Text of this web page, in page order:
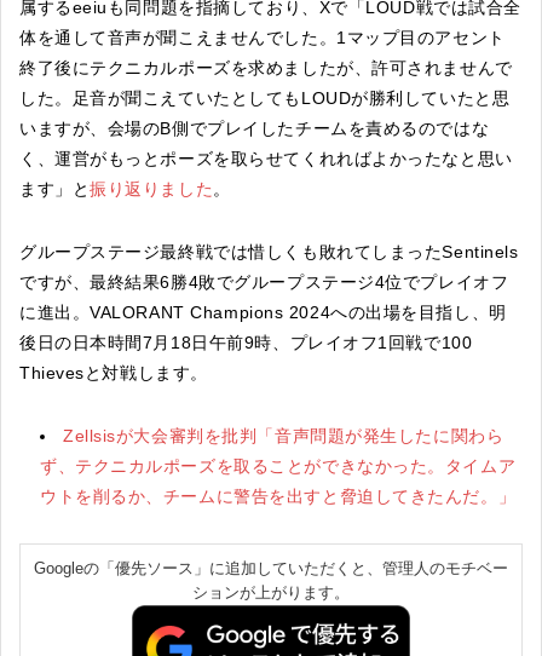
属するeeiuも同問題を指摘しており、Xで「LOUD戦では試合全
体を通して音声が聞こえませんでした。1マップ目のアセント
終了後にテクニカルポーズを求めましたが、許可されませんで
した。足音が聞こえていたとしてもLOUDが勝利していたと思
いますが、会場のB側でプレイしたチームを責めるのではな
く、運営がもっとポーズを取らせてくれればよかったなと思い
ます」と振り返りました。
グループステージ最終戦では惜しくも敗れてしまったSentinels
ですが、最終結果6勝4敗でグループステージ4位でプレイオフ
に進出。VALORANT Champions 2024への出場を目指し、明
後日の日本時間7月18日午前9時、プレイオフ1回戦で100
Thievesと対戦します。
Zellsisが大会審判を批判「音声問題が発生したに関わら
ず、テクニカルポーズを取ることができなかった。タイムア
ウトを削るか、チームに警告を出すと脅迫してきたんだ。」
Googleの「優先ソース」に追加していただくと、管理人のモチベー
ションが上がります。